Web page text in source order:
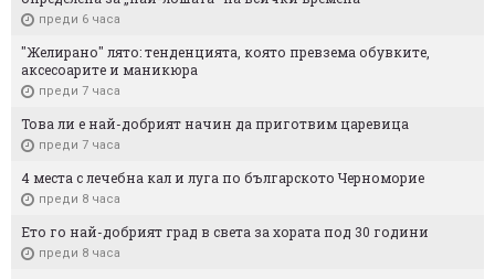
преди 6 часа
"Желирано" лято: тенденцията, която превзема обувките,
аксесоарите и маникюра
преди 7 часа
Това ли е най-добрият начин да приготвим царевица
преди 7 часа
4 места с лечебна кал и луга по българското Черноморие
преди 8 часа
Ето го най-добрият град в света за хората под 30 години
преди 8 часа